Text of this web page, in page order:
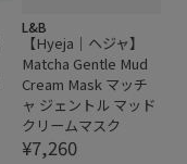
L&B
【Hyeja｜ヘジャ】
Matcha Gentle Mud
Cream Mask マッチ
ャ ジェントル マッド
クリームマスク
¥7,260